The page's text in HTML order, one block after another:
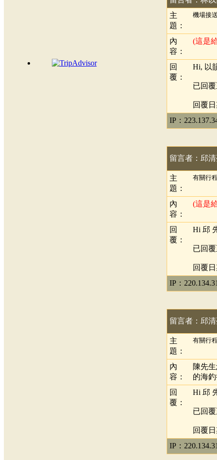
主
題：
機場接
內
容：
(這是
回
覆：
Hi, 以
已回
回覆日
IP：
留言者：邱
主
題：
有關行
內
容：
(這是
回
覆：
Hi 邱
已回
回覆日
IP：
留言者：邱
主
題：
有關行
內
容：
陳先
的海
回
覆：
Hi 邱
已回
回覆日
IP：